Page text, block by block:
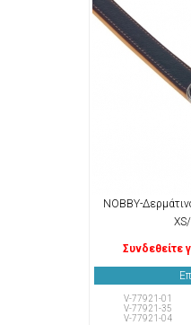
NOBBY-
Συνδεθείτε
V-77921-01
V-77921-35
V-77921-04